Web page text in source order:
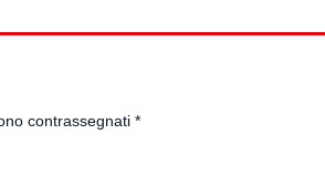
contrassegnati *